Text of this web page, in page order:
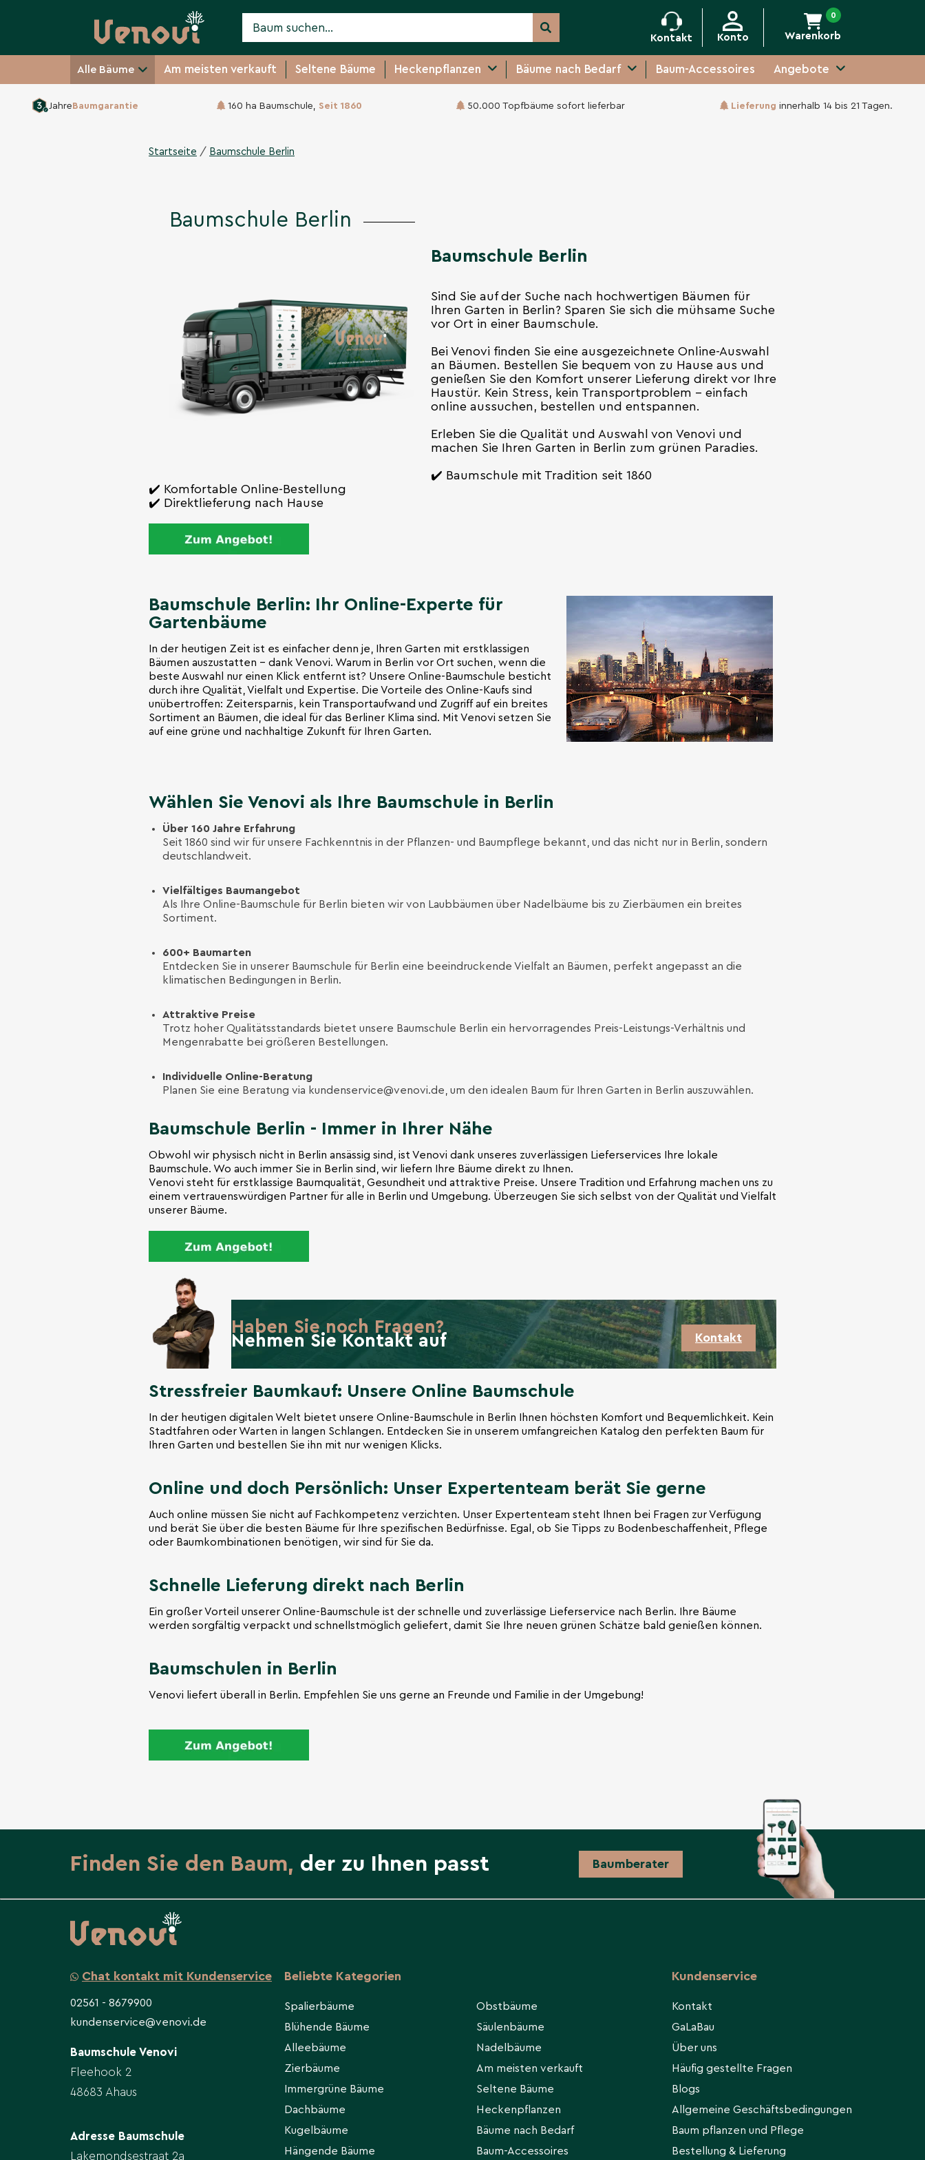
Kontakt Konto Warenkorb
0
Alle Bäume Am meisten verkauft Seltene Bäume Heckenpflanzen Bäume nach Bedarf Baum-Accessoires Angebote
JahreBaumgarantie 160 ha Baumschule, Seit 1860 50.000 Topfbäume sofort lieferbar Lieferung innerhalb 14 bis 21 Tagen.
Startseite / Baumschule Berlin
Baumschule Berlin
Baumschule Berlin
Sind Sie auf der Suche nach hochwertigen Bäumen für
Ihren Garten in Berlin? Sparen Sie sich die mühsame Suche
vor Ort in einer Baumschule.
Bei Venovi finden Sie eine ausgezeichnete Online-Auswahl
an Bäumen. Bestellen Sie bequem von zu Hause aus und
genießen Sie den Komfort unserer Lieferung direkt vor Ihre
Haustür. Kein Stress, kein Transportproblem – einfach
online aussuchen, bestellen und entspannen.
Erleben Sie die Qualität und Auswahl von Venovi und
machen Sie Ihren Garten in Berlin zum grünen Paradies.
✔️ Baumschule mit Tradition seit 1860
✔️ Komfortable Online-Bestellung
✔️ Direktlieferung nach Hause
Baumschule Berlin: Ihr Online-Experte für
Gartenbäume
In der heutigen Zeit ist es einfacher denn je, Ihren Garten mit erstklassigen
Bäumen auszustatten – dank Venovi. Warum in Berlin vor Ort suchen, wenn die
beste Auswahl nur einen Klick entfernt ist? Unsere Online-Baumschule besticht
durch ihre Qualität, Vielfalt und Expertise. Die Vorteile des Online-Kaufs sind
unübertroffen: Zeitersparnis, kein Transportaufwand und Zugriff auf ein breites
Sortiment an Bäumen, die ideal für das Berliner Klima sind. Mit Venovi setzen Sie
auf eine grüne und nachhaltige Zukunft für Ihren Garten.
Wählen Sie Venovi als Ihre Baumschule in Berlin
Über 160 Jahre Erfahrung
Seit 1860 sind wir für unsere Fachkenntnis in der Pflanzen- und Baumpflege bekannt, und das nicht nur in Berlin, sondern
deutschlandweit.
Vielfältiges Baumangebot
Als Ihre Online-Baumschule für Berlin bieten wir von Laubbäumen über Nadelbäume bis zu Zierbäumen ein breites
Sortiment.
600+ Baumarten
Entdecken Sie in unserer Baumschule für Berlin eine beeindruckende Vielfalt an Bäumen, perfekt angepasst an die
klimatischen Bedingungen in Berlin.
Attraktive Preise
Trotz hoher Qualitätsstandards bietet unsere Baumschule Berlin ein hervorragendes Preis-Leistungs-Verhältnis und
Mengenrabatte bei größeren Bestellungen.
Individuelle Online-Beratung
Planen Sie eine Beratung via kundenservice@venovi.de, um den idealen Baum für Ihren Garten in Berlin auszuwählen.
Baumschule Berlin - Immer in Ihrer Nähe
Obwohl wir physisch nicht in Berlin ansässig sind, ist Venovi dank unseres zuverlässigen Lieferservices Ihre lokale
Baumschule. Wo auch immer Sie in Berlin sind, wir liefern Ihre Bäume direkt zu Ihnen.
Venovi steht für erstklassige Baumqualität, Gesundheit und attraktive Preise. Unsere Tradition und Erfahrung machen uns zu
einem vertrauenswürdigen Partner für alle in Berlin und Umgebung. Überzeugen Sie sich selbst von der Qualität und Vielfalt
unserer Bäume.
Haben Sie noch Fragen?
Nehmen Sie Kontakt auf Kontakt
Stressfreier Baumkauf: Unsere Online Baumschule
In der heutigen digitalen Welt bietet unsere Online-Baumschule in Berlin Ihnen höchsten Komfort und Bequemlichkeit. Kein
Stadtfahren oder Warten in langen Schlangen. Entdecken Sie in unserem umfangreichen Katalog den perfekten Baum für
Ihren Garten und bestellen Sie ihn mit nur wenigen Klicks.
Online und doch Persönlich: Unser Expertenteam berät Sie gerne
Auch online müssen Sie nicht auf Fachkompetenz verzichten. Unser Expertenteam steht Ihnen bei Fragen zur Verfügung
und berät Sie über die besten Bäume für Ihre spezifischen Bedürfnisse. Egal, ob Sie Tipps zu Bodenbeschaffenheit, Pflege
oder Baumkombinationen benötigen, wir sind für Sie da.
Schnelle Lieferung direkt nach Berlin
Ein großer Vorteil unserer Online-Baumschule ist der schnelle und zuverlässige Lieferservice nach Berlin. Ihre Bäume
werden sorgfältig verpackt und schnellstmöglich geliefert, damit Sie Ihre neuen grünen Schätze bald genießen können.
Baumschulen in Berlin
Venovi liefert überall in Berlin. Empfehlen Sie uns gerne an Freunde und Familie in der Umgebung!
Finden Sie den Baum, der zu Ihnen passt Baumberater
Chat kontakt mit Kundenservice
02561 - 8679900
kundenservice@venovi.de
Baumschule Venovi
Fleehook 2
48683 Ahaus
Adresse Baumschule
Lakemondsestraat 2a
Beliebte Kategorien
Spalierbäume
Blühende Bäume
Alleebäume
Zierbäume
Immergrüne Bäume
Dachbäume
Kugelbäume
Hängende Bäume
Obstbäume
Säulenbäume
Nadelbäume
Am meisten verkauft
Seltene Bäume
Heckenpflanzen
Bäume nach Bedarf
Baum-Accessoires
Kundenservice
Kontakt
GaLaBau
Über uns
Häufig gestellte Fragen
Blogs
Allgemeine Geschäftsbedingungen
Baum pflanzen und Pflege
Bestellung & Lieferung